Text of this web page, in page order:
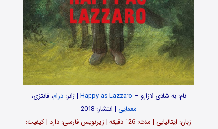
نام: به شادی لازارو – Happy as Lazzaro | ژانر:درام، فانتزی،
معمایی | انتشار: 2018
زبان: ایتالیایی | مدت‌‌: 126 دقیقه | زیرنویس فارسی: دارد | کیفیت: